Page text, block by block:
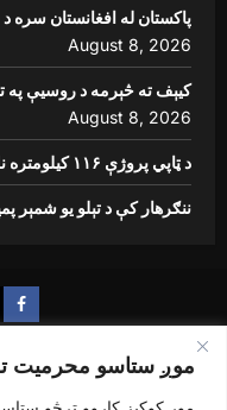
موږ ستاسو محرمیت
پاکستان له افغانستان سره
August 8, 2026
کیېف ته څېرمه د روسیې په
August 8, 2026
د ټاپي پروژې ۱۱۶ کیلومتره نل‌لیکه بشپړه شوې
ننګرهار کې د تېلو یو شمېر
All rights reserved.|